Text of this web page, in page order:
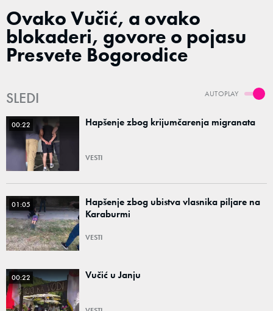
Ovako Vučić, a ovako
blokaderi, govore o pojasu
Presvete Bogorodice
AUTOPLAY
SLEDI
00:22 Hapšenje zbog krijumčarenja migranata
VESTI
01:05
Hapšenje zbog ubistva vlasnika piljare na
Karaburmi
VESTI
00:22 Vučić u Janju